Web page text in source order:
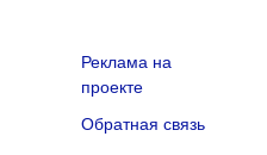
Реклама на
проекте
Обратная связь